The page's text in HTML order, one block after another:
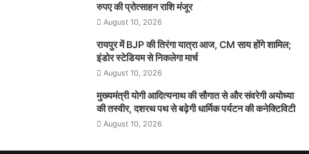
रुपए की प्रोत्साहन राशि मंजूर
August 10, 2026
रायपुर में BJP की तिरंगा यात्रा आज, CM साय होंगे शामिल;
इंडोर स्टेडियम से निकलेगा मार्च
August 10, 2026
मुख्यमंत्री योगी आदित्यनाथ की सौगात से और संवरेगी अयोध्या
की तस्वीर, दशरथ पथ से बढ़ेगी धार्मिक पर्यटन की कनेक्टिविटी
August 10, 2026